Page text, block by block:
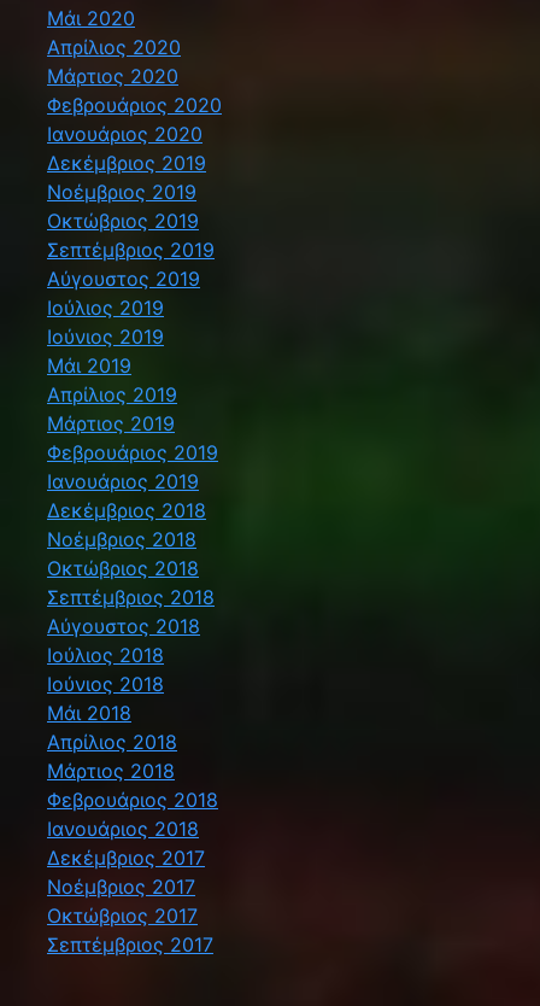
Μάι 2020
Απρίλιος 2020
Μάρτιος 2020
Φεβρουάριος 2020
Ιανουάριος 2020
Δεκέμβριος 2019
Νοέμβριος 2019
Οκτώβριος 2019
Σεπτέμβριος 2019
Αύγουστος 2019
Ιούλιος 2019
Ιούνιος 2019
Μάι 2019
Απρίλιος 2019
Μάρτιος 2019
Φεβρουάριος 2019
Ιανουάριος 2019
Δεκέμβριος 2018
Νοέμβριος 2018
Οκτώβριος 2018
Σεπτέμβριος 2018
Αύγουστος 2018
Ιούλιος 2018
Ιούνιος 2018
Μάι 2018
Απρίλιος 2018
Μάρτιος 2018
Φεβρουάριος 2018
Ιανουάριος 2018
Δεκέμβριος 2017
Νοέμβριος 2017
Οκτώβριος 2017
Σεπτέμβριος 2017